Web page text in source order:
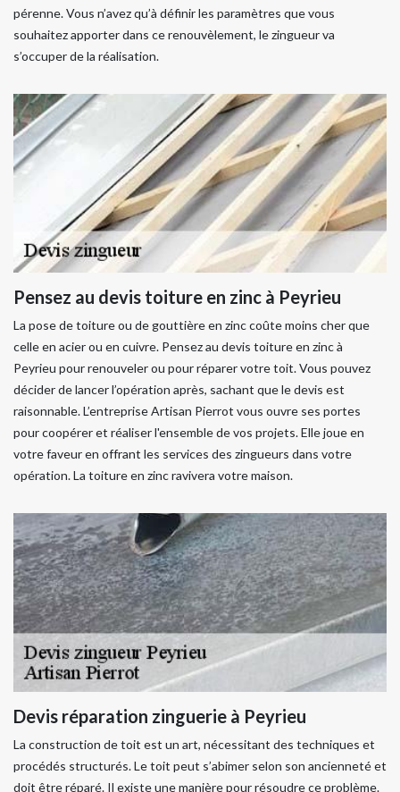
pérenne. Vous n’avez qu’à définir les paramètres que vous
souhaitez apporter dans ce renouvèlement, le zingueur va
s’occuper de la réalisation.
Pensez au devis toiture en zinc à Peyrieu
La pose de toiture ou de gouttière en zinc coûte moins cher que
celle en acier ou en cuivre. Pensez au devis toiture en zinc à
Peyrieu pour renouveler ou pour réparer votre toit. Vous pouvez
décider de lancer l’opération après, sachant que le devis est
raisonnable. L’entreprise Artisan Pierrot vous ouvre ses portes
pour coopérer et réaliser l'ensemble de vos projets. Elle joue en
votre faveur en offrant les services des zingueurs dans votre
opération. La toiture en zinc ravivera votre maison.
Devis réparation zinguerie à Peyrieu
La construction de toit est un art, nécessitant des techniques et
procédés structurés. Le toit peut s’abimer selon son ancienneté et
doit être réparé. Il existe une manière pour résoudre ce problème.